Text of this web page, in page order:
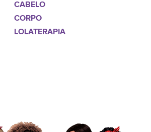
CABELO
CORPO
LOLATERAPIA